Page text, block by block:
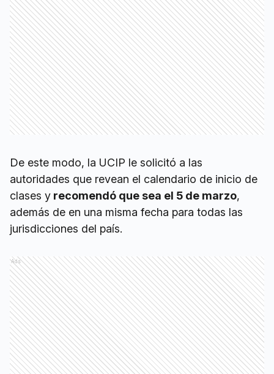
De este modo, la UCIP le solicitó a las
autoridades que revean el calendario de inicio de
clases y recomendó que sea el 5 de marzo,
además de en una misma fecha para todas las
jurisdicciones del país.
Ads